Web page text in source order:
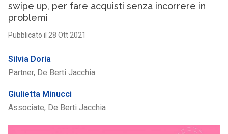
swipe up, per fare acquisti senza incorrere in
problemi
Pubblicato il 28 Ott 2021
Silvia Doria
Partner, De Berti Jacchia
Giulietta Minucci
Associate, De Berti Jacchia